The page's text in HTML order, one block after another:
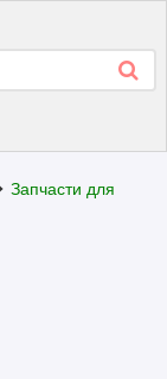
Запчасти для